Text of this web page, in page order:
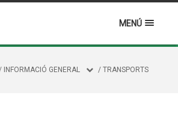
MENÚ
INFORMACIÓ GENERAL / TRANSPORTS